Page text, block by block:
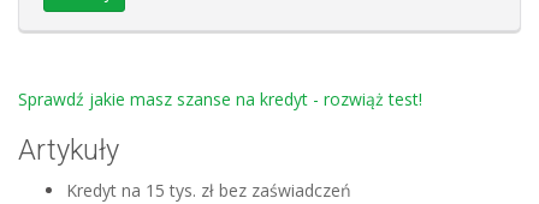
Sprawdź jakie masz szanse na kredyt - rozwiąż test!
Artykuły
Kredyt na 15 tys. zł bez zaświadczeń